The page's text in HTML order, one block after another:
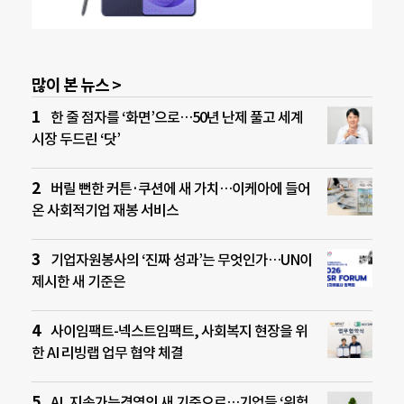
많이 본 뉴스 >
한 줄 점자를 ‘화면’으로…50년 난제 풀고 세계
시장 두드린 ‘닷’
버릴 뻔한 커튼·쿠션에 새 가치…이케아에 들어
온 사회적기업 재봉 서비스
기업자원봉사의 ‘진짜 성과’는 무엇인가…UN이
제시한 새 기준은
사이임팩트-넥스트임팩트, 사회복지 현장을 위
한 AI 리빙랩 업무 협약 체결